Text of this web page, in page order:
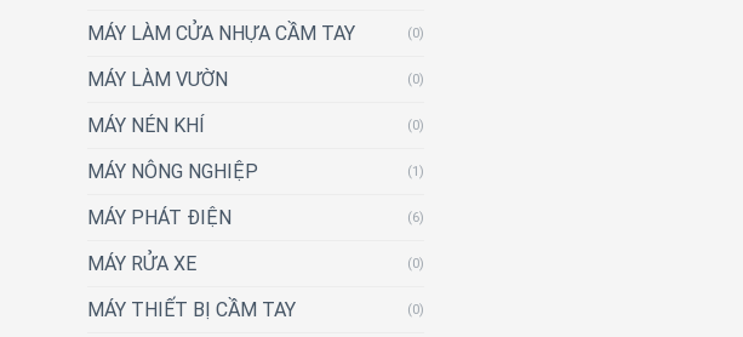
MÁY LÀM CỬA NHỰA CẦM TAY (0)
MÁY LÀM VƯỜN (0)
MÁY NÉN KHÍ (0)
MÁY NÔNG NGHIỆP (1)
MÁY PHÁT ĐIỆN (6)
MÁY RỬA XE (0)
MÁY THIẾT BỊ CẦM TAY (0)